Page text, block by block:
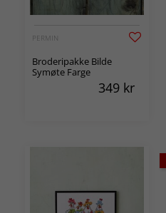
PERMIN
Broderipakke Bilde
Symøte Farge
349 kr